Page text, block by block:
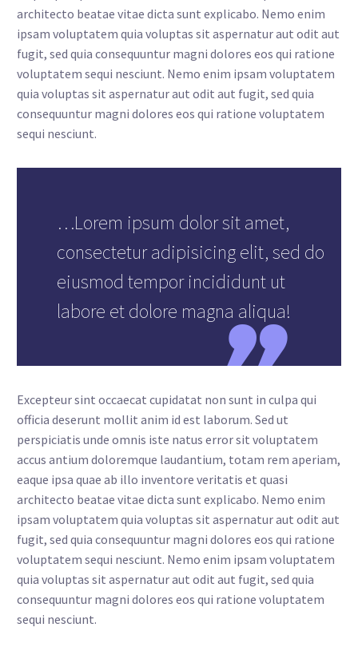
architecto beatae vitae dicta sunt explicabo. Nemo enim
ipsam voluptatem quia voluptas sit aspernatur aut odit aut
fugit, sed quia consequuntur magni dolores eos qui ratione
voluptatem sequi nesciunt. Nemo enim ipsam voluptatem
quia voluptas sit aspernatur aut odit aut fugit, sed quia
consequuntur magni dolores eos qui ratione voluptatem
sequi nesciunt.
…Lorem ipsum dolor sit amet,
consectetur adipisicing elit, sed do
eiusmod tempor incididunt ut
labore et dolore magna aliqua!
Excepteur sint occaecat cupidatat non sunt in culpa qui
officia deserunt mollit anim id est laborum. Sed ut
perspiciatis unde omnis iste natus error sit voluptatem
accus antium doloremque laudantium, totam rem aperiam,
eaque ipsa quae ab illo inventore veritatis et quasi
architecto beatae vitae dicta sunt explicabo. Nemo enim
ipsam voluptatem quia voluptas sit aspernatur aut odit aut
fugit, sed quia consequuntur magni dolores eos qui ratione
voluptatem sequi nesciunt. Nemo enim ipsam voluptatem
quia voluptas sit aspernatur aut odit aut fugit, sed quia
consequuntur magni dolores eos qui ratione voluptatem
sequi nesciunt.